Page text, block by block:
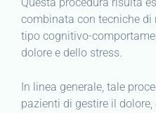
combinata con tecniche
tipo cognitivo-
dolore e dello stress.
In linea generale, tale
pazienti di gestire il